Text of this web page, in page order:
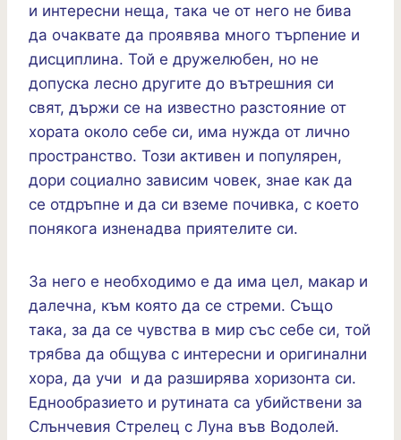
и интересни неща, така че от него не бива
да очаквате да проявява много търпение и
дисциплина. Той е дружелюбен, но не
допуска лесно другите до вътрешния си
свят, държи се на известно разстояние от
хората около себе си, има нужда от лично
пространство. Този активен и популярен,
дори социално зависим човек, знае как да
се отдръпне и да си вземе почивка, с което
понякога изненадва приятелите си.
За него е необходимо е да има цел, макар и
далечна, към която да се стреми. Също
така, за да се чувства в мир със себе си, той
трябва да общува с интересни и оригинални
хора, да учи и да разширява хоризонта си.
Еднообразието и рутината са убийствени за
Слънчевия Стрелец с Луна във Водолей.